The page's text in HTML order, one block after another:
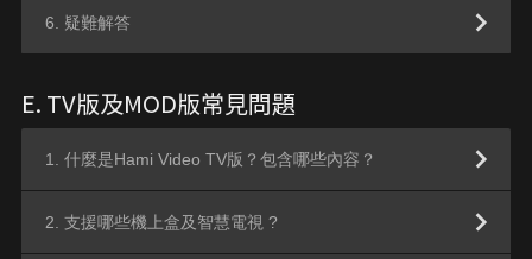
6. 疑難解答
E. TV版及MOD版常見問題
1. 什麼是Hami Video TV版？包含哪些內容？
2. 支援哪些機上盒及智慧電視 ?